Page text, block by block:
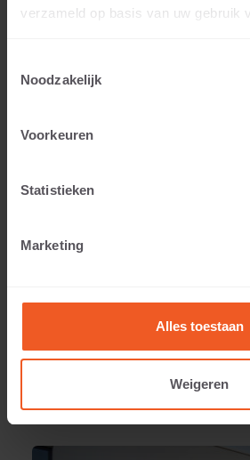
verzameld op basis van uw gebruik
Noodzakelijk
Voorkeuren
Statistieken
Marketing
Alles toestaan
Weigeren
10 CM DIKTE
Toepasbaar voor:
Gewicht: